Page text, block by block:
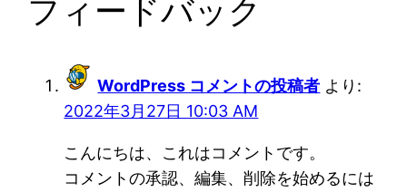
フィードバック
WordPress コメントの投稿者 より:
2022年3月27日 10:03 AM
こんにちは、これはコメントです。
コメントの承認、編集、削除を始めるには